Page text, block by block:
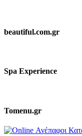
beautiful.com.gr
Spa Experience
Tomenu.gr